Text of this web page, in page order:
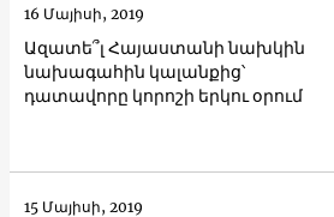
Ազատե՞լ Հայաստանի նախկին
նախագահին կալանքից՝
դատավորը կորոշի երկու օրում
16 Մայիսի, 2019
15 Մայիսի, 2019